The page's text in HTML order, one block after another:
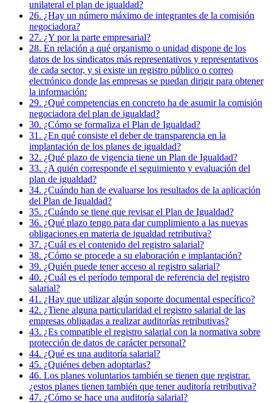
unilateral el plan de igualdad?
26. ¿Hay un número máximo de integrantes de la comisión
negociadora?
27. ¿Y por la parte empresarial?
28. En relación a qué organismo o unidad dispone de los
datos de los sindicatos más representativos y representativos
de cada sector, y si existe un registro público o correo
electrónico donde las empresas se puedan dirigir para obtener
la información:
29. ¿Qué competencias en concreto ha de asumir la comisión
negociadora del plan de igualdad?
30. ¿Cómo se formaliza el Plan de Igualdad?
31. ¿En qué consiste el deber de transparencia en la
implantación de los planes de igualdad?
32. ¿Qué plazo de vigencia tiene un Plan de Igualdad?
33. ¿A quién corresponde el seguimiento y evaluación del
plan de igualdad?
34. ¿Cuándo han de evaluarse los resultados de la aplicación
del Plan de Igualdad?
35. ¿Cuándo se tiene que revisar el Plan de Igualdad?
36. ¿Qué plazo tengo para dar cumplimiento a las nuevas
obligaciones en materia de igualdad retributiva?
37. ¿Cuál es el contenido del registro salarial?
38. ¿Cómo se procede a su elaboración e implantación?
39. ¿Quién puede tener acceso al registro salarial?
40. ¿Cuál es el período temporal de referencia del registro
salarial?
41. ¿Hay que utilizar algún soporte documental específico?
42. ¿Tiene alguna particularidad el registro salarial de las
empresas obligadas a realizar auditorías retributivas?
43. ¿Es compatible el registro salarial con la normativa sobre
protección de datos de carácter personal?
44. ¿Qué es una auditoría salarial?
45. ¿Quiénes deben adoptarlas?
46. Los planes voluntarios también se tienen que registrar.
¿estos planes tienen también que tener auditoría retributiva?
47. ¿Cómo se hace una auditoría salarial?